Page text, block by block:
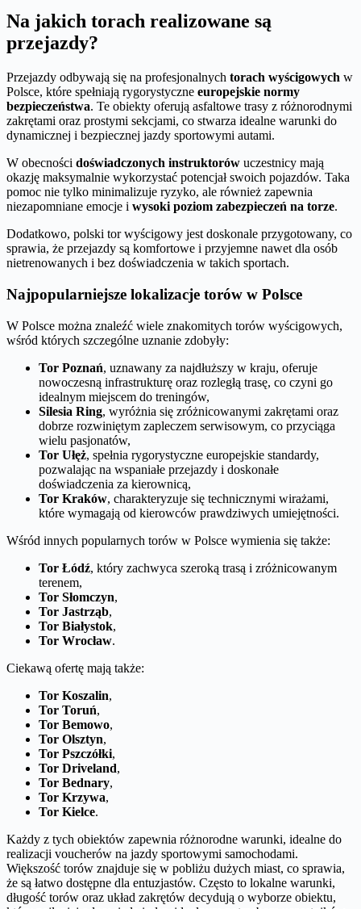
Na jakich torach realizowane są
przejazdy?
Przejazdy odbywają się na profesjonalnych torach wyścigowych w
Polsce, które spełniają rygorystyczne europejskie normy
bezpieczeństwa. Te obiekty oferują asfaltowe trasy z różnorodnymi
zakrętami oraz prostymi sekcjami, co stwarza idealne warunki do
dynamicznej i bezpiecznej jazdy sportowymi autami.
W obecności doświadczonych instruktorów uczestnicy mają
okazję maksymalnie wykorzystać potencjał swoich pojazdów. Taka
pomoc nie tylko minimalizuje ryzyko, ale również zapewnia
niezapomniane emocje i wysoki poziom zabezpieczeń na torze.
Dodatkowo, polski tor wyścigowy jest doskonale przygotowany, co
sprawia, że przejazdy są komfortowe i przyjemne nawet dla osób
nietrenowanych i bez doświadczenia w takich sportach.
Najpopularniejsze lokalizacje torów w Polsce
W Polsce można znaleźć wiele znakomitych torów wyścigowych,
wśród których szczególne uznanie zdobyły:
Tor Poznań, uznawany za najdłuższy w kraju, oferuje
nowoczesną infrastrukturę oraz rozległą trasę, co czyni go
idealnym miejscem do treningów,
Silesia Ring, wyróżnia się zróżnicowanymi zakrętami oraz
dobrze rozwiniętym zapleczem serwisowym, co przyciąga
wielu pasjonatów,
Tor Ułęż, spełnia rygorystyczne europejskie standardy,
pozwalając na wspaniałe przejazdy i doskonałe
doświadczenia za kierownicą,
Tor Kraków, charakteryzuje się technicznymi wirażami,
które wymagają od kierowców prawdziwych umiejętności.
Wśród innych popularnych torów w Polsce wymienia się także:
Tor Łódź, który zachwyca szeroką trasą i zróżnicowanym
terenem,
Tor Słomczyn,
Tor Jastrząb,
Tor Białystok,
Tor Wrocław.
Ciekawą ofertę mają także:
Tor Koszalin,
Tor Toruń,
Tor Bemowo,
Tor Olsztyn,
Tor Pszczółki,
Tor Driveland,
Tor Bednary,
Tor Krzywa,
Tor Kielce.
Każdy z tych obiektów zapewnia różnorodne warunki, idealne do
realizacji voucherów na jazdy sportowymi samochodami.
Większość torów znajduje się w pobliżu dużych miast, co sprawia,
że są łatwo dostępne dla entuzjastów. Często to lokalne warunki,
długość torów oraz układ zakrętów decydują o wyborze obiektu,